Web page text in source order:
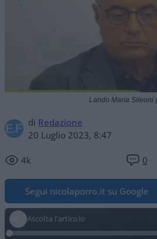
di Redazione
20 Luglio 2023, 8:47
4k 0
Lando Maria Sileoni
Segui nicolaporro.it su Google
Ascolta l'articolo